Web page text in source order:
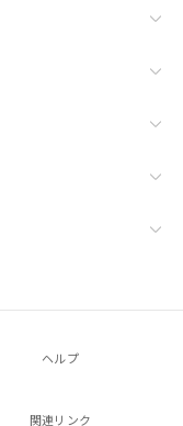
ヘルプ
関連リンク